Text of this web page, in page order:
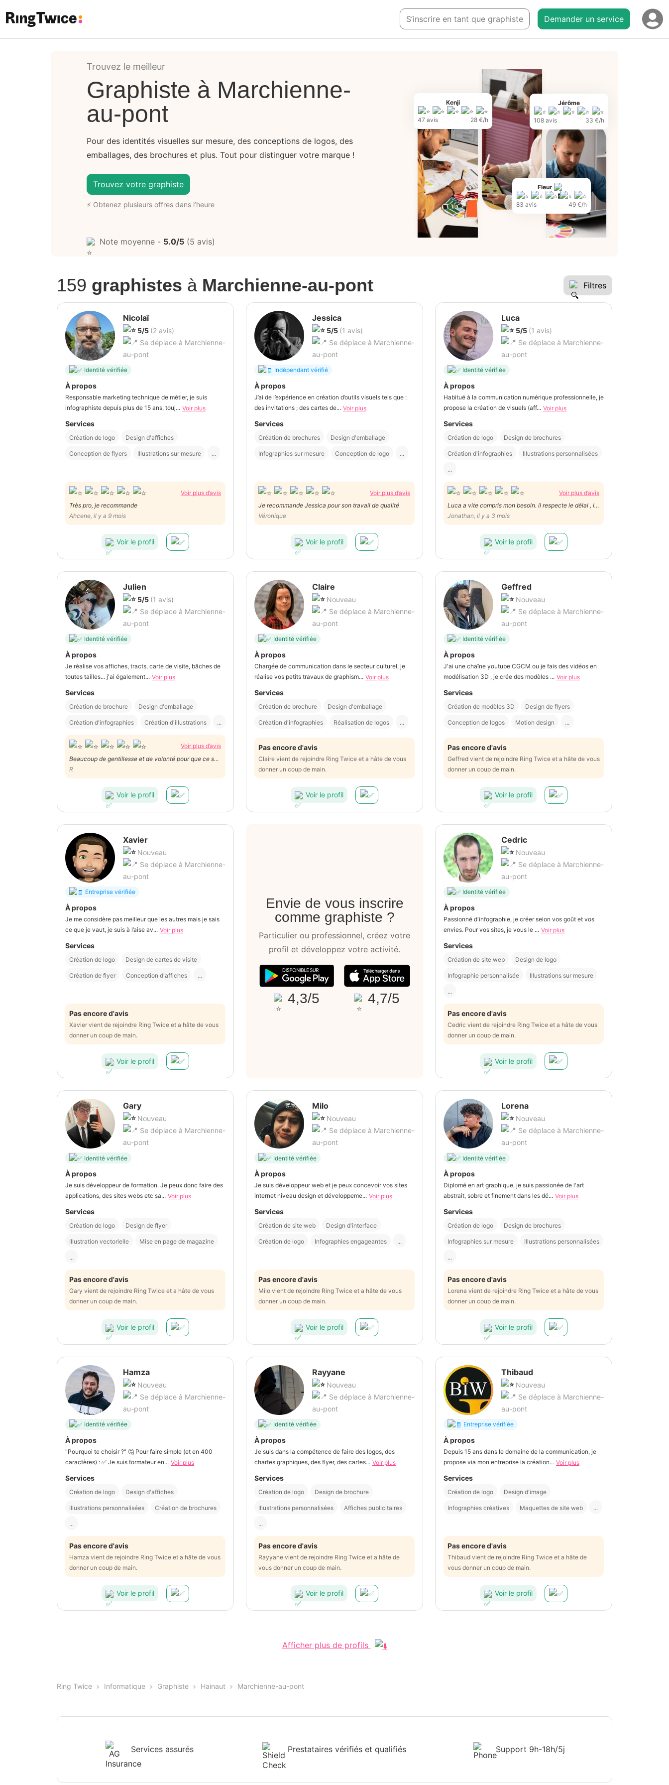
S’inscrire en tant que graphiste Demander un service
Kenji
47 avis 28 €/h
Fleur
83 avis 49 €/h
Jérôme
108 avis 33 €/h
Trouvez le meilleur
Graphiste à Marchienne-
au-pont
Pour des identités visuelles sur mesure, des conceptions de logos, des
emballages, des brochures et plus. Tout pour distinguer votre marque !
Trouvez votre graphiste
⚡ Obtenez plusieurs offres dans l’heure
Note moyenne - 5.0/5 (5 avis)
159 graphistes à Marchienne-au-pont Filtres
Nicolaï
5/5 (2 avis)
Se déplace à Marchienne-
au-pont
Identité vérifiée
À propos
Responsable marketing technique de métier, je suis
infographiste depuis plus de 15 ans, touj... Voir plus
Services
Création de logo Design d'affiches
Conception de flyers Illustrations sur mesure ...
Voir plus d’avis
Très pro, je recommande
Ahcene, il y a 9 mois
Voir le profil
Jessica
5/5 (1 avis)
Se déplace à Marchienne-
au-pont
Indépendant vérifié
À propos
J’ai de l’expérience en création d’outils visuels tels que :
des invitations ; des cartes de... Voir plus
Services
Création de brochures Design d'emballage
Infographies sur mesure Conception de logo ...
Voir plus d’avis
Je recommande Jessica pour son travail de qualité
Véronique
Voir le profil
Luca
5/5 (1 avis)
Se déplace à Marchienne-
au-pont
Identité vérifiée
À propos
Habitué à la communication numérique professionnelle, je
propose la création de visuels (aff... Voir plus
Services
Création de logo Design de brochures
Création d'infographies Illustrations personnalisées
...
Voir plus d’avis
Luca a vite compris mon besoin. il respecte le délai , il
travaille excessivement bien. Il est structuré et archi-
pro .Bref, je recommande vivement Luca qui en plus de
tout est extrêmement sympathique.
Jonathan, il y a 3 mois
Voir le profil
Julien
5/5 (1 avis)
Se déplace à Marchienne-
au-pont
Identité vérifiée
À propos
Je réalise vos affiches, tracts, carte de visite, bâches de
toutes tailles... j'ai également... Voir plus
Services
Création de brochure Design d'emballage
Création d'infographies Création d'illustrations ...
Voir plus d’avis
Beaucoup de gentillesse et de volonté pour que ce soit
parfait!
R
Voir le profil
Claire
Nouveau
Se déplace à Marchienne-
au-pont
Identité vérifiée
À propos
Chargée de communication dans le secteur culturel, je
réalise vos petits travaux de graphism... Voir plus
Services
Création de brochure Design d'emballage
Création d'infographies Réalisation de logos ...
Pas encore d'avis
Claire vient de rejoindre Ring Twice et a hâte de vous
donner un coup de main.
Voir le profil
Geffred
Nouveau
Se déplace à Marchienne-
au-pont
Identité vérifiée
À propos
J'ai une chaîne youtube CGCM ou je fais des vidéos en
modélisation 3D , je crée des modèles ... Voir plus
Services
Création de modèles 3D Design de flyers
Conception de logos Motion design ...
Pas encore d'avis
Geffred vient de rejoindre Ring Twice et a hâte de vous
donner un coup de main.
Voir le profil
Xavier
Nouveau
Se déplace à Marchienne-
au-pont
Entreprise vérifiée
À propos
Je me considère pas meilleur que les autres mais je sais
ce que je vaut, je suis à l’aise av... Voir plus
Services
Création de logo Design de cartes de visite
Création de flyer Conception d'affiches ...
Pas encore d'avis
Xavier vient de rejoindre Ring Twice et a hâte de vous
donner un coup de main.
Voir le profil
Envie de vous inscrire
comme graphiste ?
Particulier ou professionnel, créez votre
profil et développez votre activité.
4,3/5 4,7/5
Cedric
Nouveau
Se déplace à Marchienne-
au-pont
Identité vérifiée
À propos
Passionné d'infographie, je créer selon vos goût et vos
envies. Pour vos sites, je vous le ... Voir plus
Services
Création de site web Design de logo
Infographie personnalisée Illustrations sur mesure
...
Pas encore d'avis
Cedric vient de rejoindre Ring Twice et a hâte de vous
donner un coup de main.
Voir le profil
Gary
Nouveau
Se déplace à Marchienne-
au-pont
Identité vérifiée
À propos
Je suis développeur de formation. Je peux donc faire des
applications, des sites webs etc sa... Voir plus
Services
Création de logo Design de flyer
Illustration vectorielle Mise en page de magazine
...
Pas encore d'avis
Gary vient de rejoindre Ring Twice et a hâte de vous
donner un coup de main.
Voir le profil
Milo
Nouveau
Se déplace à Marchienne-
au-pont
Identité vérifiée
À propos
Je suis développeur web et je peux concevoir vos sites
internet niveau design et développeme... Voir plus
Services
Création de site web Design d'interface
Création de logo Infographies engageantes ...
Pas encore d'avis
Milo vient de rejoindre Ring Twice et a hâte de vous
donner un coup de main.
Voir le profil
Lorena
Nouveau
Se déplace à Marchienne-
au-pont
Identité vérifiée
À propos
Diplomé en art graphique, je suis passionée de l'art
abstrait, sobre et finement dans les dé... Voir plus
Services
Création de logo Design de brochures
Infographies sur mesure Illustrations personnalisées
...
Pas encore d'avis
Lorena vient de rejoindre Ring Twice et a hâte de vous
donner un coup de main.
Voir le profil
Hamza
Nouveau
Se déplace à Marchienne-
au-pont
Identité vérifiée
À propos
"Pourquoi te choisir ?" 🤔 Pour faire simple (et en 400
caractères) : ✅ Je suis formateur en... Voir plus
Services
Création de logo Design d'affiches
Illustrations personnalisées Création de brochures
...
Pas encore d'avis
Hamza vient de rejoindre Ring Twice et a hâte de vous
donner un coup de main.
Voir le profil
Rayyane
Nouveau
Se déplace à Marchienne-
au-pont
Identité vérifiée
À propos
Je suis dans la compétence de faire des logos, des
chartes graphiques, des flyer, des cartes... Voir plus
Services
Création de logo Design de brochure
Illustrations personnalisées Affiches publicitaires
...
Pas encore d'avis
Rayyane vient de rejoindre Ring Twice et a hâte de
vous donner un coup de main.
Voir le profil
Thibaud
Nouveau
Se déplace à Marchienne-
au-pont
Entreprise vérifiée
À propos
Depuis 15 ans dans le domaine de la communication, je
propose via mon entreprise la création... Voir plus
Services
Création de logo Design d'image
Infographies créatives Maquettes de site web ...
Pas encore d'avis
Thibaud vient de rejoindre Ring Twice et a hâte de
vous donner un coup de main.
Voir le profil
Afficher plus de profils
Ring Twice Informatique Graphiste Hainaut Marchienne-au-pont
Services assurés Prestataires vérifiés et qualifiés Support 9h-18h/5j